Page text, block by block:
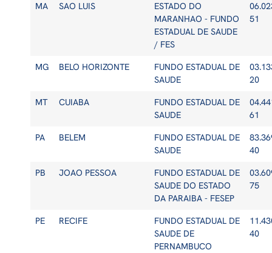
MA SAO LUIS
ESTADO DO
MARANHAO - FUNDO
ESTADUAL DE SAUDE
/ FES
51
MG BELO HORIZONTE
FUNDO ESTADUAL DE
SAUDE
20
MT CUIABA
FUNDO ESTADUAL DE
SAUDE
61
PA BELEM
FUNDO ESTADUAL DE
SAUDE
40
PB JOAO PESSOA
FUNDO ESTADUAL DE
SAUDE DO ESTADO
DA PARAIBA - FESEP
75
PE RECIFE
FUNDO ESTADUAL DE
SAUDE DE
PERNAMBUCO
40